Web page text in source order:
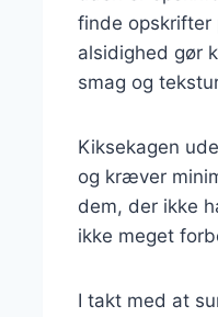
finde opskrifter
alsidighed gør
smag og
Kiksekagen
og kræver
dem, der ikke
ikke meget
I takt med at